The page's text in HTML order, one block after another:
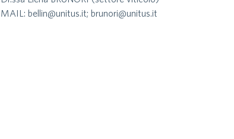
MAIL: bellin@unitus.it; brunori@unitus.it